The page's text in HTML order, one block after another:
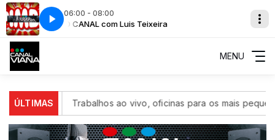
06:00 - 08:00
PIMBA NO CANAL com Luis Teixeira PIMBA NO
PLANETA HITS com Wilson Meirelles PLANETA
MENU
ÚLTIMASTrabalhos ao vivo, oficinas para os mais pequenos